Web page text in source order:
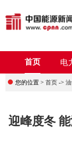
首页 电
您的位置 > 首页 ->
迎峰度冬